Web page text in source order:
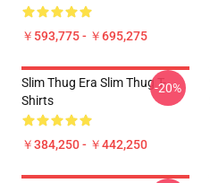
￥593,775 - ￥695,275
Slim Thug Era Slim Thug T-
Shirts
￥384,250 - ￥442,250
-20%